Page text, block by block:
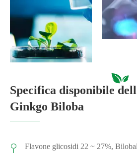
Specifica disponibile
Ginkgo Biloba
Flavone glicosidi 22 ~ 27%,